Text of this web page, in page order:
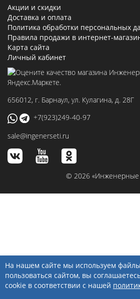
Акции и скидки
Доставка и оплата
Политика обработки персональных
Правила продажи в интернет-
Карта сайта
Личный кабинет
656012, г. Барнаул, ул. Кулагина, д. 28Г
+7(923)249-40-97
sale@ingenerseti.ru
© 2026 «Инженерные
На нашем сайте мы используем
пользоваться сайтом, вы
cookie в соответствии с нашей